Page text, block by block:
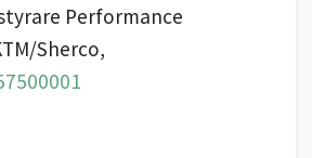
Performance
Sherco,